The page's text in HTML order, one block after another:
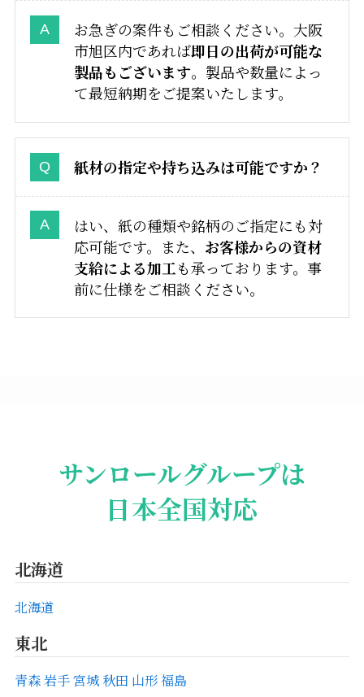
お急ぎの案件もご相談ください。大阪
市旭区内であれば即日の出荷が可能な
製品もございます。製品や数量によっ
て最短納期をご提案いたします。
紙材の指定や持ち込みは可能ですか？
はい、紙の種類や銘柄のご指定にも対
応可能です。また、 お客様からの資材
支給による加工も承っております。事
前に仕様をご相談ください。
サンロールグループは
日本全国対応
北海道
北海道
東北
青森岩手宮城 秋田 山形福島